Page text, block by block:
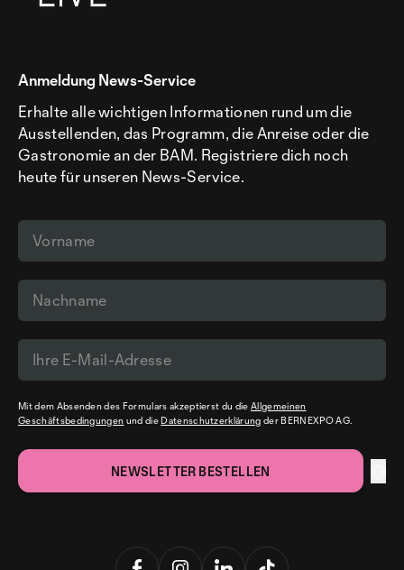
Anmeldung News-Service
Erhalte alle wichtigen Informationen rund um die
Ausstellenden, das Programm, die Anreise oder die
Gastronomie an der BAM. Registriere dich noch
heute für unseren News-Service.
Mit dem Absenden des Formulars akzeptierst du dieAllgemeinen
Geschäftsbedingungen und die Datenschutzerklärung der BERNEXPO AG.